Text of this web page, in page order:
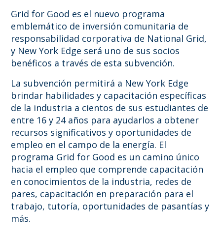
Grid for Good es el nuevo programa
emblemático de inversión comunitaria de
responsabilidad corporativa de National Grid,
y New York Edge será uno de sus socios
benéficos a través de esta subvención.
La subvención permitirá a New York Edge
brindar habilidades y capacitación específicas
de la industria a cientos de sus estudiantes de
entre 16 y 24 años para ayudarlos a obtener
recursos significativos y oportunidades de
empleo en el campo de la energía. El
programa Grid for Good es un camino único
hacia el empleo que comprende capacitación
en conocimientos de la industria, redes de
pares, capacitación en preparación para el
trabajo, tutoría, oportunidades de pasantías y
más.